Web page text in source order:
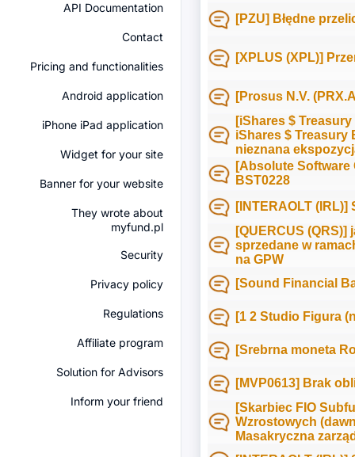
API Documentation
Contact
Pricing and functionalities
Android application
iPhone iPad application
Widget for your site
Banner for your website
They wrote about
myfund.pl
Security
Privacy policy
Regulations
Affiliate program
Solution for Advisors
Inform your friend
[PZU] Błędne
[XPLUS (XPL)]
[Prosus N.V.
[iShares $
iShares $ Treasury
nieznana
[Absolute
BST0228
[INTERAOLT (IRL)]
[QUERCUS
sprzedane w
na GPW
[Sound Financial
[1 2 Studio Figura
[Srebrna moneta
[MVP0613] Brak
[Skarbiec FIO
Wzrostowych
Masakryczna